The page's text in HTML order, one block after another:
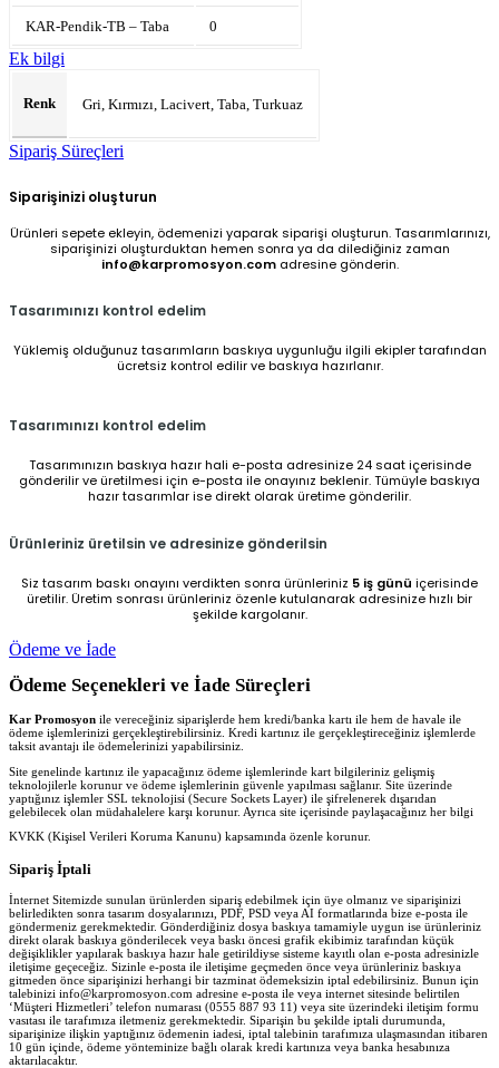
KAR-Pendik-TB – Taba 0
Ek bilgi
Renk Gri, Kırmızı, Lacivert, Taba, Turkuaz
Sipariş Süreçleri
Siparişinizi oluşturun
Ürünleri sepete ekleyin, ödemenizi yaparak siparişi oluşturun. Tasarımlarınızı,
siparişinizi oluşturduktan hemen sonra ya da dilediğiniz zaman
info@karpromosyon.comadresine gönderin.
Tasarımınızı kontrol edelim
Yüklemiş olduğunuz tasarımların baskıya uygunluğu ilgili ekipler tarafından
ücretsiz kontrol edilir ve baskıya hazırlanır.
Tasarımınızı kontrol edelim
Tasarımınızın baskıya hazır hali e-posta adresinize 24 saat içerisinde
gönderilir ve üretilmesi için e-posta ile onayınız beklenir. Tümüyle baskıya
hazır tasarımlar ise direkt olarak üretime gönderilir.
Ürünleriniz üretilsin ve adresinize gönderilsin
Siz tasarım baskı onayını verdikten sonra ürünleriniz 5 iş günü içerisinde
üretilir. Üretim sonrası ürünleriniz özenle kutulanarak adresinize hızlı bir
şekilde kargolanır.
Ödeme ve İade
Ödeme Seçenekleri ve İade Süreçleri
Kar Promosyon ile vereceğiniz siparişlerde hem kredi/banka kartı ile hem de havale ile
ödeme işlemlerinizi gerçekleştirebilirsiniz. Kredi kartınız ile gerçekleştireceğiniz işlemlerde
taksit avantajı ile ödemelerinizi yapabilirsiniz.
Site genelinde kartınız ile yapacağınız ödeme işlemlerinde kart bilgileriniz gelişmiş
teknolojilerle korunur ve ödeme işlemlerinin güvenle yapılması sağlanır. Site üzerinde
yaptığınız işlemler SSL teknolojisi (Secure Sockets Layer) ile şifrelenerek dışarıdan
gelebilecek olan müdahalelere karşı korunur. Ayrıca site içerisinde paylaşacağınız her bilgi
KVKK (Kişisel Verileri Koruma Kanunu) kapsamında özenle korunur.
Sipariş İptali
İnternet Sitemizde sunulan ürünlerden sipariş edebilmek için üye olmanız ve siparişinizi
belirledikten sonra tasarım dosyalarınızı, PDF, PSD veya AI formatlarında bize e-posta ile
göndermeniz gerekmektedir. Gönderdiğiniz dosya baskıya tamamiyle uygun ise ürünleriniz
direkt olarak baskıya gönderilecek veya baskı öncesi grafik ekibimiz tarafından küçük
değişiklikler yapılarak baskıya hazır hale getirildiyse sisteme kayıtlı olan e-posta adresinizle
iletişime geçeceğiz. Sizinle e-posta ile iletişime geçmeden önce veya ürünleriniz baskıya
gitmeden önce siparişinizi herhangi bir tazminat ödemeksizin iptal edebilirsiniz. Bunun için
talebinizi info@karpromosyon.com adresine e-posta ile veya internet sitesinde belirtilen
‘Müşteri Hizmetleri’ telefon numarası (0555 887 93 11) veya site üzerindeki iletişim formu
vasıtası ile tarafımıza iletmeniz gerekmektedir. Siparişin bu şekilde iptali durumunda,
siparişinize ilişkin yaptığınız ödemenin iadesi, iptal talebinin tarafımıza ulaşmasından itibaren
10 gün içinde, ödeme yönteminize bağlı olarak kredi kartınıza veya banka hesabınıza
aktarılacaktır.